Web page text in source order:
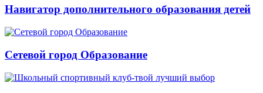
Навигатор дополнительного образования детей
Сетевой город Образование